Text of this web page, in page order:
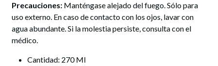
Precauciones: Manténgase alejado del fuego. Sólo para
uso externo. En caso de contacto con los ojos, lavar con
agua abundante. Si la molestia persiste, consulta con el
médico.
Cantidad: 270 Ml